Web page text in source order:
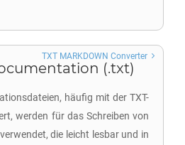
(.txt)
häufig mit der TXT-
werden für das Schreiben von
die leicht lesbar und in
TXT MARKDOWN Converter